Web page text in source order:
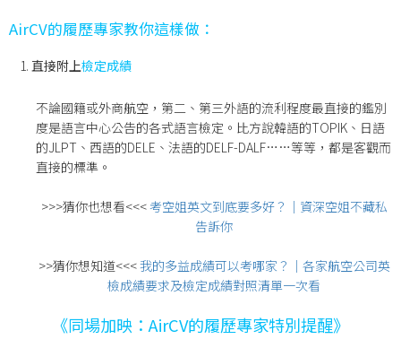
AirCV的履歷專家教你這樣做：
直接附上檢定成績
不論國籍或外商航空，第二、第三外語的流利程度最直接的鑑別
度是語言中心公告的各式語言檢定。比方說韓語的TOPIK、日語
的JLPT、西語的DELE、法語的DELF-DALF……等等，都是客觀而
直接的標準。
>>>猜你也想看<<<考空姐英文到底要多好？｜資深空姐不藏私
告訴你
>>猜你想知道<<<我的多益成績可以考哪家？｜各家航空公司英
檢成績要求及檢定成績對照清單一次看
《同場加映：AirCV的履歷專家特別提醒》